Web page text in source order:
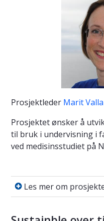
Prosjektleder Marit Valla
Prosjektet ønsker å
til bruk i undervisning i
ved medisinsstudiet på
Les mer om
Les mer om